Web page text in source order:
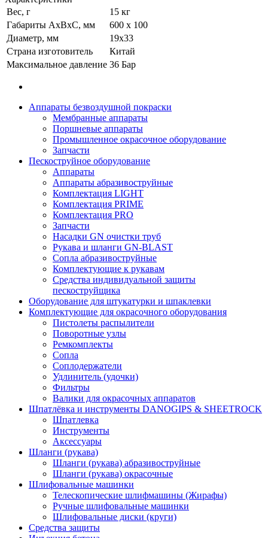
Вес, г
15 кг
Габариты АхВхС, мм
600 х 100
Диаметр, мм
19x33
Страна изготовитель
Китай
Максимальное давление 36 Бар
Аппараты безвоздушной покраски
Мембранные аппараты
Поршневые аппараты
Промышленное окрасочное оборудование
Запчасти
Пескоструйное оборудование
Аппараты
Аппараты абразивоструйные
Комплектация LIGHT
Комплектация PRIME
Комплектация PRO
Запчасти
Насадки GN очистки труб
Рукава и шланги GN-BLAST
Сопла абразивоструйные
Комплектующие к рукавам
Средства индивидуальной защиты
пескоструйщика
Оборудование для штукатурки и шпаклевки
Комплектующие для окрасочного оборудования
Пистолеты распылители
Поворотные узлы
Ремкомплекты
Сопла
Соплодержатели
Удлинитель (удочки)
Фильтры
Валики для окрасочных аппаратов
Шпатлёвка и инструменты DANOGIPS & SHEETROCK
Шпатлевка
Инструменты
Аксессуары
Шланги (рукава)
Шланги (рукава) абразивоструйные
Шланги (рукава) окрасочные
Шлифовальные машинки
Телескопические шлифмашины (Жирафы)
Ручные шлифовальные машинки
Шлифовальные диски (круги)
Средства защиты